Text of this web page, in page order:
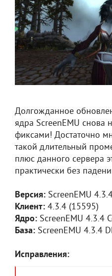
Долгожданное
ядра ScreenEMU снова
фиксами! Достаточно
такой длительный
плюс данного сервера
практически без
Версия: ScreenEMU
Клиент: 4.3.4 (15595)
Ядро: ScreenEMU 4.3.4
База: ScreenEMU 4.3.4
Исправления: